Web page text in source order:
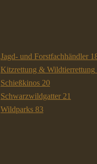
Jagd- und Forstfachhändler
Kitzrettung & Wildtierrettung
Schießkinos 20
Schwarzwildgatter 21
Wildparks 83